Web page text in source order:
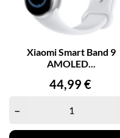
Xiaomi Smart Band 9
AMOLED...
Precio
44,99 €
–